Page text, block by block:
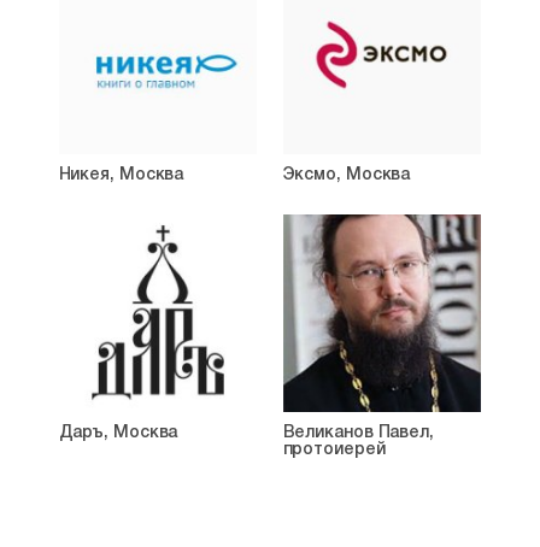
Никея, Москва Эксмо, Москва
Даръ, Москва
Великанов Павел,
протоиерей